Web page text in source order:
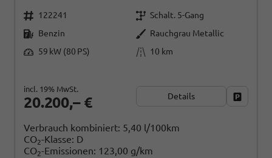
122241
Schalt. 5-Gang
Benzin
Rauchgrau Metallic
59 kW (80 PS)
10 km
20.200,– €
incl. 19% MwSt.
Details
Verbrauch kombiniert: 5,40 l/100km
CO2-Klasse: D
CO2-Emissionen: 123,00 g/km